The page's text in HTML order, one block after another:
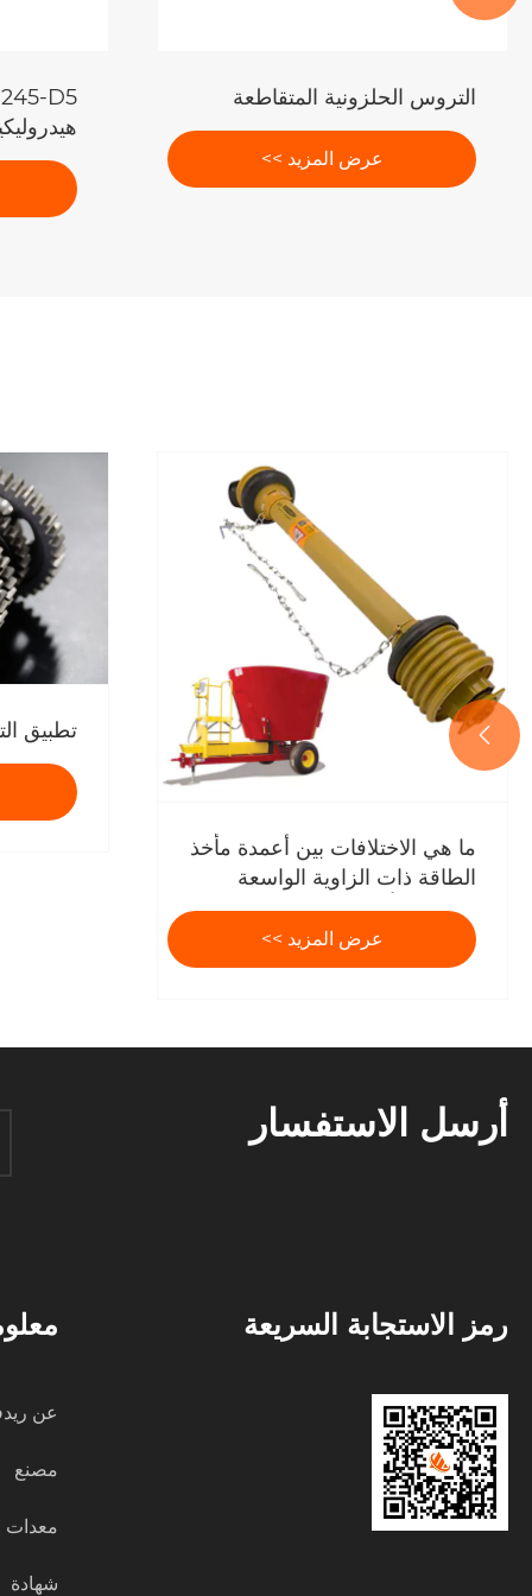
التروس الحلزونية المتقاطعة
عرض المزيد >>
ما هي الاختلافات بين أعمدة مأخذ
الطاقة ذات الزاوية الواسعة
وأعمدة مأخذ الطاقة القياسية؟
عرض المزيد >>
تطبيق 
أرسل الاستفسار
رمز الاستجابة السريعة
عن
مصنع
معدات
شهادة